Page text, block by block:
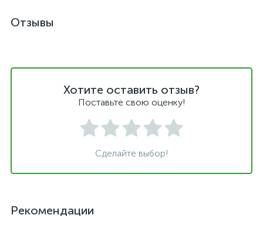
Отзывы
Хотите оставить отзыв?
Поставьте свою оценку!
Сделайте выбор!
Рекомендации